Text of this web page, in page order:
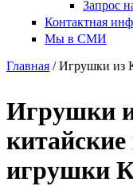
Запрос
Контактная
Мы в СМИ
Главная / Игрушки из
Игрушки
игрушки